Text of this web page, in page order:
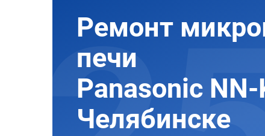
Ремонт
печи
Panasonic
Челябинске